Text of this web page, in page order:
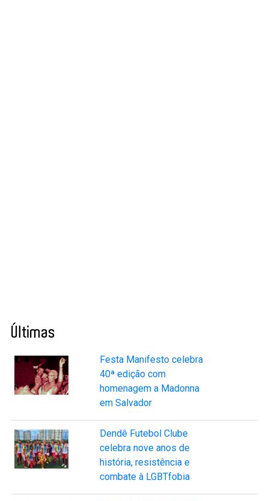
Últimas
Festa Manifesto celebra
40ª edição com
homenagem a Madonna
em Salvador
Dendê Futebol Clube
celebra nove anos de
história, resistência e
combate à LGBTfobia